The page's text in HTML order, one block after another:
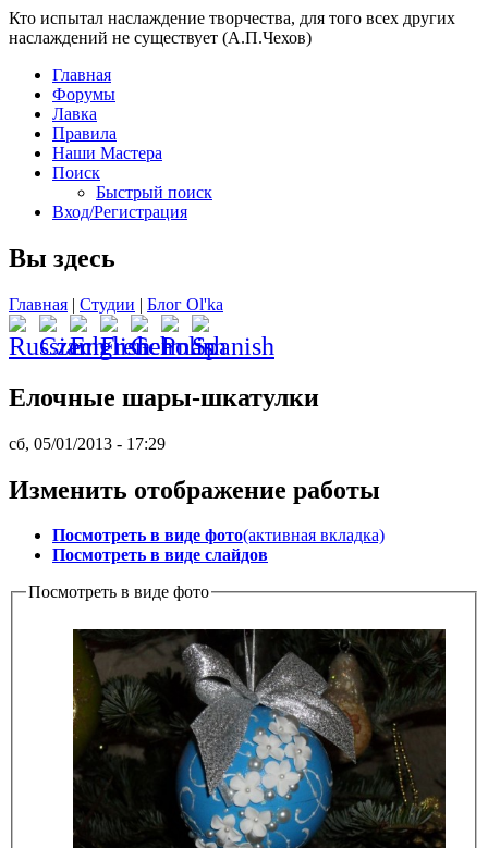
Кто испытал наслаждение творчества, для того всех других
наслаждений не существует (А.П.Чехов)
Главная
Форумы
Лавка
Правила
Наши Мастера
Поиск
Быстрый поиск
Вход/Регистрация
Вы здесь
Главная | Студии | Блог Ol'ka
Елочные шары-шкатулки
сб, 05/01/2013 - 17:29
Изменить отображение работы
Посмотреть в виде фото(активная вкладка)
Посмотреть в виде слайдов
Посмотреть в виде фото